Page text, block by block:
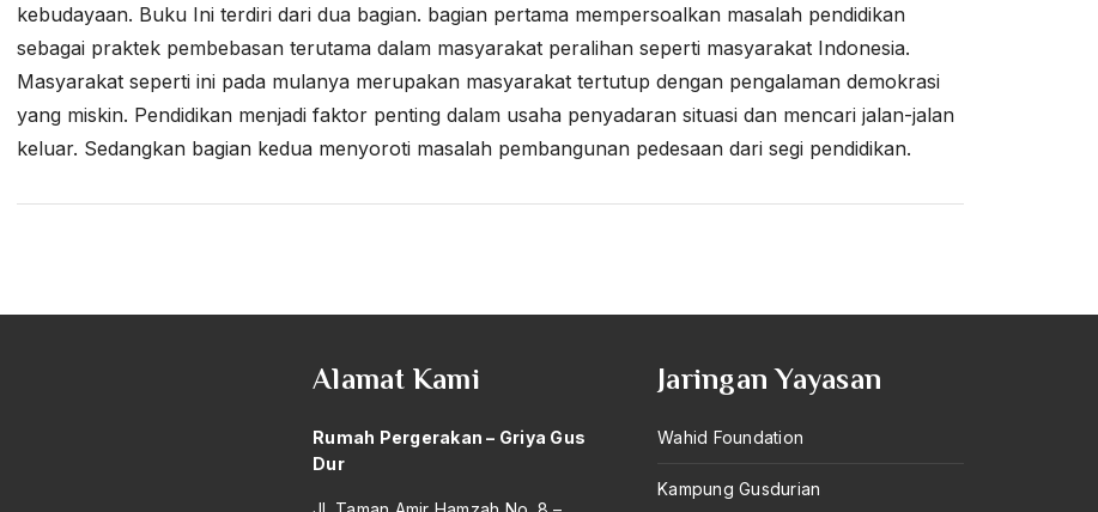
kebudayaan. Buku Ini terdiri dari dua bagian. bagian pertama mempersoalkan masalah pendidikan
sebagai praktek pembebasan terutama dalam masyarakat peralihan seperti masyarakat Indonesia.
Masyarakat seperti ini pada mulanya merupakan masyarakat tertutup dengan pengalaman demokrasi
yang miskin. Pendidikan menjadi faktor penting dalam usaha penyadaran situasi dan mencari jalan-jalan
keluar. Sedangkan bagian kedua menyoroti masalah pembangunan pedesaan dari segi pendidikan.
Alamat Kami
Rumah Pergerakan – Griya Gus
Dur
Jaringan Yayasan
Wahid Foundation
Kampung Gusdurian